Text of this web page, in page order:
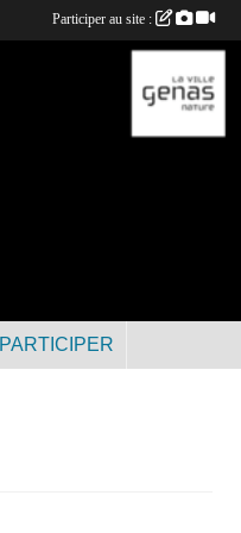
PARTICIPER
Participer au site :